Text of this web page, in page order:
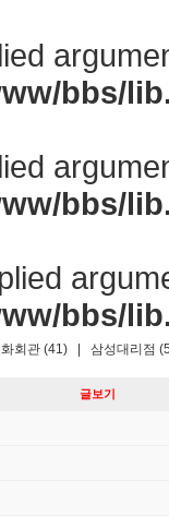
bbs/
bbs/
bbs/
회관 (41)
삼성대리점
글보기